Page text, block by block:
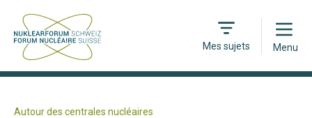
Mes sujets
Open
Menu
Autour des centrales nucléaires